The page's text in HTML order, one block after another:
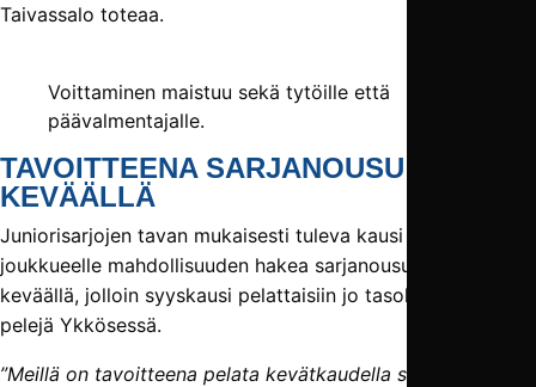
Taivassalo toteaa.
Voittaminen maistuu sekä tytöille että
päävalmentajalle.
TAVOITTEENA SARJANOUSU HETI
KEVÄÄLLÄ
Juniorisarjojen tavan mukaisesti tuleva kausi antaa T18-
joukkueelle mahdollisuuden hakea sarjanousua heti
keväällä, jolloin syyskausi pelattaisiin jo tasokkaampia
pelejä Ykkösessä.
”Meillä on tavoitteena pelata kevätkaudella sijoista 1–4, ja